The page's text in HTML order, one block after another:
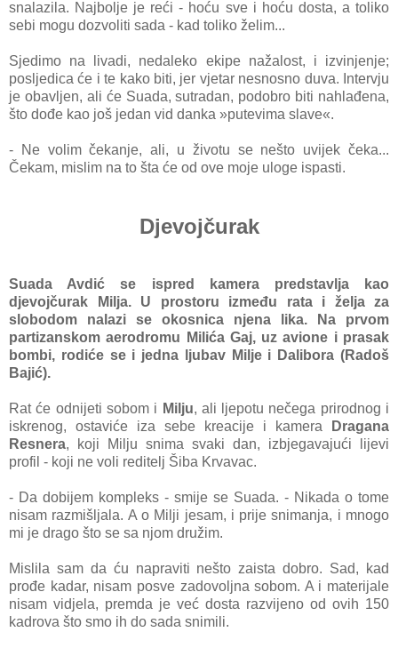
snalazila. Najbolje je reći - hoću sve i hoću dosta, a toliko
sebi mogu dozvoliti sada - kad toliko želim...
Sjedimo na livadi, nedaleko ekipe nažalost, i izvinjenje;
posljedica će i te kako biti, jer vjetar nesnosno duva. Intervju
je obavljen, ali će Suada, sutradan, podobro biti nahlađena,
što dođe kao još jedan vid danka »putevima slave«.
- Ne volim čekanje, ali, u životu se nešto uvijek čeka...
Čekam, mislim na to šta će od ove moje uloge ispasti.
Djevojčurak
Suada Avdić se ispred kamera predstavlja kao
djevojčurak Milja. U prostoru između rata i želja za
slobodom nalazi se okosnica njena lika. Na prvom
partizanskom aerodromu Milića Gaj, uz avione i prasak
bombi, rodiće se i jedna ljubav Milje i Dalibora (Radoš
Bajić).
Rat će odnijeti sobom i Milju, ali ljepotu nečega prirodnog i
iskrenog, ostaviće iza sebe kreacije i kamera
Dragana
Resnera, koji Milju snima svaki dan, izbjegavajući lijevi
profil - koji ne voli reditelj Šiba Krvavac.
- Da dobijem kompleks - smije se Suada. - Nikada o tome
nisam razmišljala. A o Milji jesam, i prije snimanja, i mnogo
mi je drago što se sa njom družim.
Mislila sam da ću napraviti nešto zaista dobro. Sad, kad
prođe kadar, nisam posve zadovoljna sobom. A i materijale
nisam vidjela, premda je već dosta razvijeno od ovih 150
kadrova što smo ih do sada snimili.